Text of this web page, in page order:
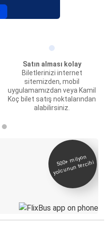
Satın alması kolay
Biletlerinizi internet
sitemizden, mobil
uygulamamızdan veya Kamil
Koç bilet satış noktalarından
alabilirsiniz.
500+
milyon
yolcunun tercihi